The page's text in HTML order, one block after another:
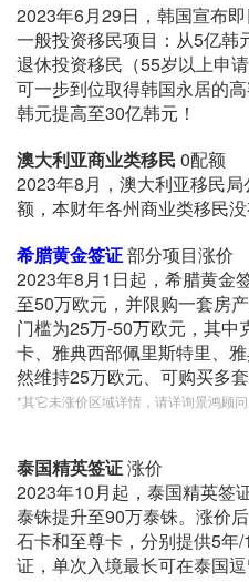
2023年6月29日，韩国宣布
一般投资移民项目：从5亿韩
退休投资移民（55岁以上申
可一步到位取得韩国永居的
韩元提高至30亿韩元！
澳大利亚商业类移民0配额
2023年8月，澳大利亚移民
额，本财年各州商业类移民没
希腊黄金签证部分项目涨价
2023年8月1日起，希腊黄金
至50万欧元，并限购一套房
门槛为25万-50万欧元，其中
卡、雅典西部佩里斯特里、
然维持25万欧元、可购买多套
*其它未涨价区域详情，请详询景鸿顾问
泰国精英签证涨价
2023年10月起，泰国精英签
泰铢提升至90万泰铢。涨价
石卡和至尊卡，分别提供5年
证，单次入境最长可在泰国逗